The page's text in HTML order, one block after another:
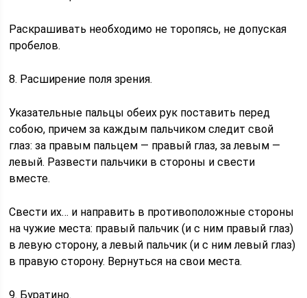
Раскрашивать необходимо не торопясь, не допуская
пробелов.
8. Расширение поля зрения.
Указательные пальцы обеих рук поставить перед
собою, причем за каждым пальчиком следит свой
глаз: за правым пальцем — правый глаз, за левым —
левый. Развести пальчики в стороны и свести
вместе.
Свести их… и направить в противоположные стороны
на чужие места: правый пальчик (и с ним правый глаз)
в левую сторону, а левый пальчик (и с ним левый глаз)
в правую сторону. Вернуться на свои места.
9. Буратино.